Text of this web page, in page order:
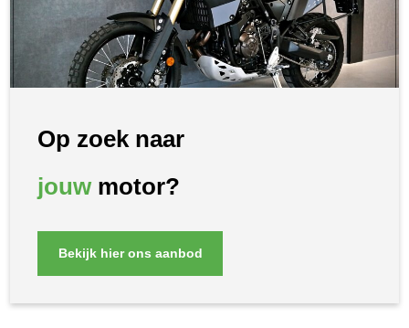
Op zoek naar
jouwmotor?
Bekijk hier ons aanbod